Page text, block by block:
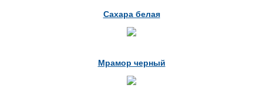
Сахара белая
Мрамор черный